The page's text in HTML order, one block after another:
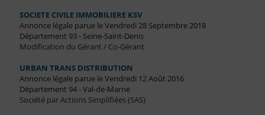
SOCIETE CIVILE IMMOBILIERE KSV
Annonce légale parue le Vendredi 28 Septembre 2018
Département 93 - Seine-Saint-Denis
Modification du Gérant / Co-Gérant
URBAN TRANS DISTRIBUTION
Annonce légale parue le Vendredi 12 Août 2016
Département 94 - Val-de-Marne
Société par Actions Simplifiées (SAS)